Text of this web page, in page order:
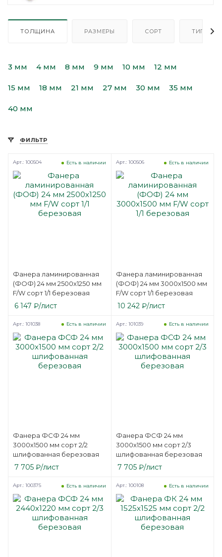
ТОЛЩИНА РАЗМЕРЫ СОРТ ТИП
3 мм 4 мм 8 мм 9 мм 10 мм 12 мм
15 мм 18 мм 21 мм 27 мм 30 мм 35 мм
40 мм
ФИЛЬТР
Фанера ламинированная
(ФОФ) 24 мм 2500х1250 мм
F/W сорт 1/1 березовая
Есть в наличии
Арт.: 100504
6 147 ₽/лист
Фанера ламинированная
(ФОФ) 24 мм 3000х1500 мм
F/W сорт 1/1 березовая
Есть в наличии
Арт.: 100506
10 242 ₽/лист
Фанера ФСФ 24 мм
3000х1500 мм сорт 2/2
шлифованная березовая
Есть в наличии
Арт.: 101038
7 705 ₽/лист
Фанера ФСФ 24 мм
3000х1500 мм сорт 2/3
шлифованная березовая
Есть в наличии
Арт.: 101039
7 705₽/лист
Есть в наличии
Арт.: 100375 Есть в наличии
Арт.: 100108